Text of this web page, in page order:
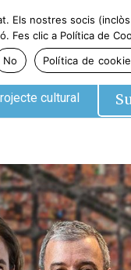
cultural
nostres socis
Fes clic a Política de
No Política de